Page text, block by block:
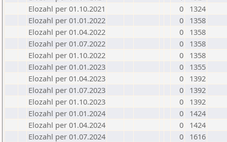
Elozahl per 01.10.2021
0
1324
Elozahl per 01.01.2022
0
1358
Elozahl per 01.04.2022
0
1358
Elozahl per 01.07.2022
0
1358
Elozahl per 01.10.2022
0
1358
Elozahl per 01.01.2023
0
1355
Elozahl per 01.04.2023
0
1392
Elozahl per 01.07.2023
0
1392
Elozahl per 01.10.2023
0
1392
Elozahl per 01.01.2024
0
1424
Elozahl per 01.04.2024
0
1424
Elozahl per 01.07.2024
0
1616